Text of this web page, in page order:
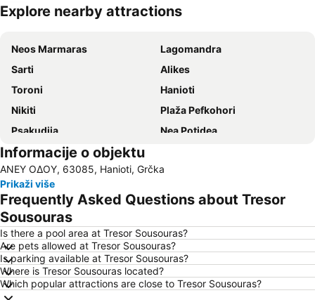
Explore nearby attractions
Neos Marmaras
Lagomandra
Sarti
Alikes
Toroni
Hanioti
Nikiti
Plaža Pefkohori
Psakudija
Nea Potidea
Karidi plaža
Nea Plagija
Kallithea
Plaža Afitos
Hanioti
Paradisos
Siviri
Sani Marina
Kriopigi
Develiki
Chalkidiki deutero podi
Plaža Possidi
Limani Ammoulianis
Fourka
Informacije o objektu
ΑΝΕΥ ΟΔΟΥ, 63085, Hanioti, Grčka
Prikaži više
Frequently Asked Questions about Tresor
Sousouras
Is there a pool area at Tresor Sousouras?
Are pets allowed at Tresor Sousouras?
Is parking available at Tresor Sousouras?
Where is Tresor Sousouras located?
Which popular attractions are close to Tresor Sousouras?